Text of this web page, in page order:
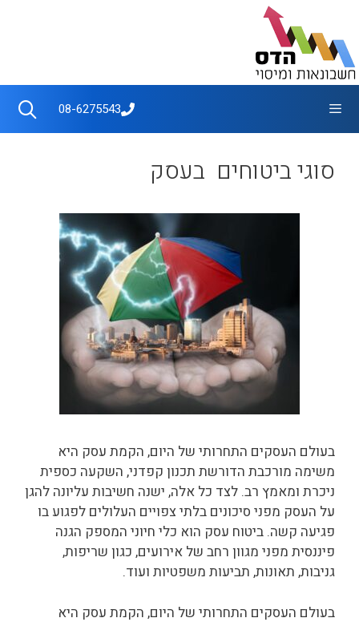
08-6275543
סוגי ביטוחים בעסק
בעולם העסקים התחרותי של היום, הקמת עסק היא
משימה מורכבת הדורשת תכנון קפדני, השקעה כספית
ניכרת ומאמץ רב. לצד כל אלה, ישנה חשיבות עליונה להגן
על העסק מפני סיכונים בלתי צפויים העלולים לפגוע בו
פגיעה קשה. ביטוח עסק הוא כלי חיוני המספק הגנה
פיננסית מפני מגוון רחב של אירועים, כגון שריפות,
גניבות, תאונות, תביעות משפטיות ועוד.
בעולם העסקים התחרותי של היום, הקמת עסק היא